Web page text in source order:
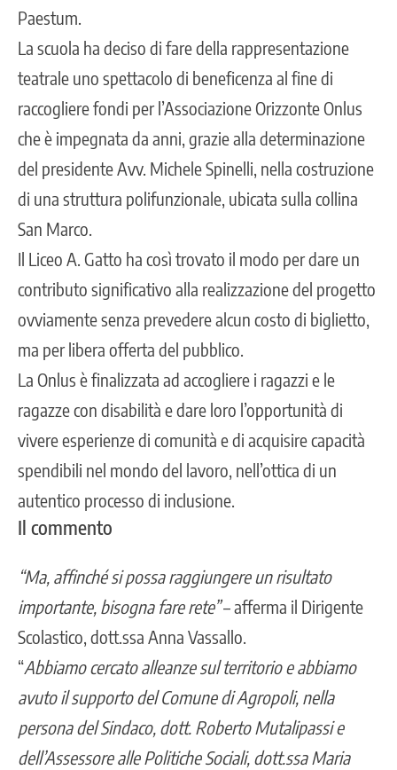
Paestum.
La scuola ha deciso di fare della rappresentazione
teatrale uno spettacolo di beneficenza al fine di
raccogliere fondi per l’Associazione Orizzonte Onlus
che è impegnata da anni, grazie alla determinazione
del presidente Avv. Michele Spinelli, nella costruzione
di una struttura polifunzionale, ubicata sulla collina
San Marco.
Il Liceo A. Gatto ha così trovato il modo per dare un
contributo significativo alla realizzazione del progetto
ovviamente senza prevedere alcun costo di biglietto,
ma per libera offerta del pubblico.
La Onlus è finalizzata ad accogliere i ragazzi e le
ragazze con disabilità e dare loro l’opportunità di
vivere esperienze di comunità e di acquisire capacità
spendibili nel mondo del lavoro, nell’ottica di un
autentico processo di inclusione.
Il commento
“Ma, affinché si possa raggiungere un risultato
importante, bisogna fare rete”– afferma il Dirigente
Scolastico, dott.ssa Anna Vassallo.
“Abbiamo cercato alleanze sul territorio e abbiamo
avuto il supporto del Comune di Agropoli, nella
persona del Sindaco, dott. Roberto Mutalipassi e
dell’Assessore alle Politiche Sociali, dott.ssa Maria